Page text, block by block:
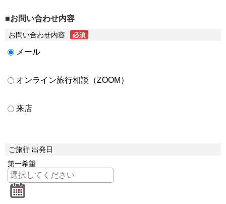
■お問い合わせ内容
お問い合わせ内容
メール
オンライン旅行相談（ZOOM）
来店
ご旅行 出発日
第一希望